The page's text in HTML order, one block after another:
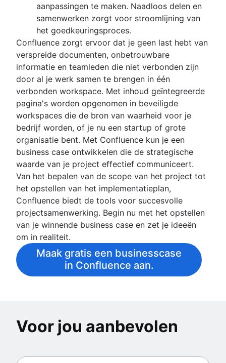
aanpassingen te maken. Naadloos delen en
samenwerken zorgt voor stroomlijning van
het goedkeuringsproces.
Confluence zorgt ervoor dat je geen last hebt van
verspreide documenten, onbetrouwbare
informatie en teamleden die niet verbonden zijn
door al je werk samen te brengen in één
verbonden workspace. Met inhoud geïntegreerde
pagina's worden opgenomen in beveiligde
workspaces die de bron van waarheid voor je
bedrijf worden, of je nu een startup of grote
organisatie bent. Met Confluence kun je een
business case ontwikkelen die de strategische
waarde van je project effectief communiceert.
Van het bepalen van de scope van het project tot
het opstellen van het implementatieplan,
Confluence biedt de tools voor succesvolle
projectsamenwerking. Begin nu met het opstellen
van je winnende business case en zet je ideeën
om in realiteit.
Maak gratis een businesscase
in Confluence aan.
Voor jou aanbevolen